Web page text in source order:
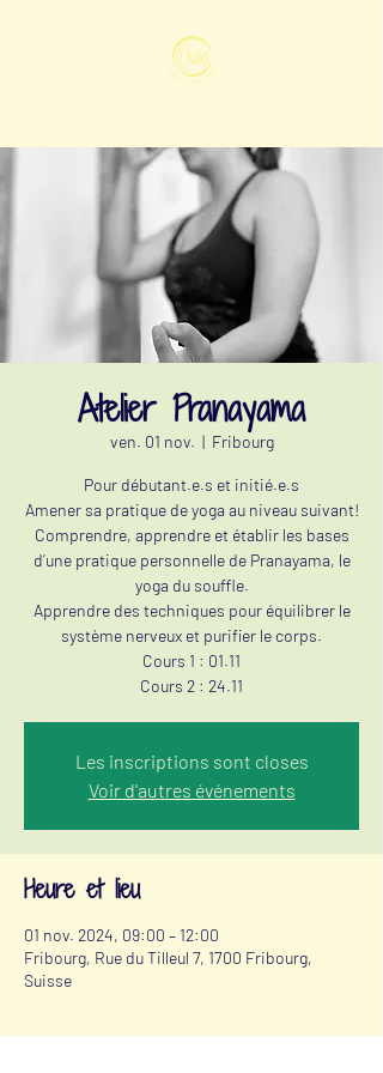
Atelier Pranayama
ven. 01 nov.
  |
Fribourg
Pour débutant.e.s et initié.e.s
Amener sa pratique de yoga au niveau suivant!
Comprendre, apprendre et établir les bases
d’une pratique personnelle de Pranayama, le
yoga du souffle.
Apprendre des techniques pour équilibrer le
système nerveux et purifier le corps.
Cours 1 : 01.11
Cours 2 : 24.11
Les inscriptions sont closes
Voir d'autres événements
Heure et lieu
01 nov. 2024, 09:00 – 12:00
Fribourg, Rue du Tilleul 7, 1700 Fribourg,
Suisse